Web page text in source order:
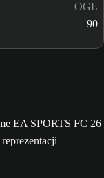
OGL
90